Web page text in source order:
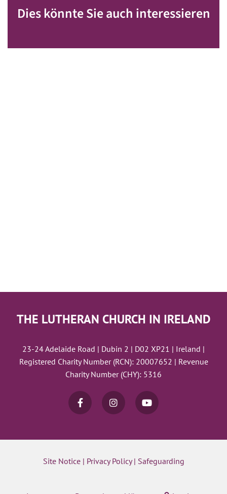
Dies könnte Sie auch interessieren
THE LUTHERAN CHURCH IN IRELAND
23-24 Adelaide Road | Dubin 2 | D02 XP21 | Ireland |
Registered Charity Number (RCN): 20007652 | Revenue
Charity Number (CHY): 5316
Site Notice| Privacy Policy| Safeguarding